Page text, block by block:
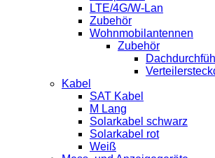
LTE/4G/W-Lan
Zubehör
Wohnmobilantennen
Zubehör
Kabel
SAT Kabel
M Lang
Solarkabel schwarz
Solarkabel rot
Weiß